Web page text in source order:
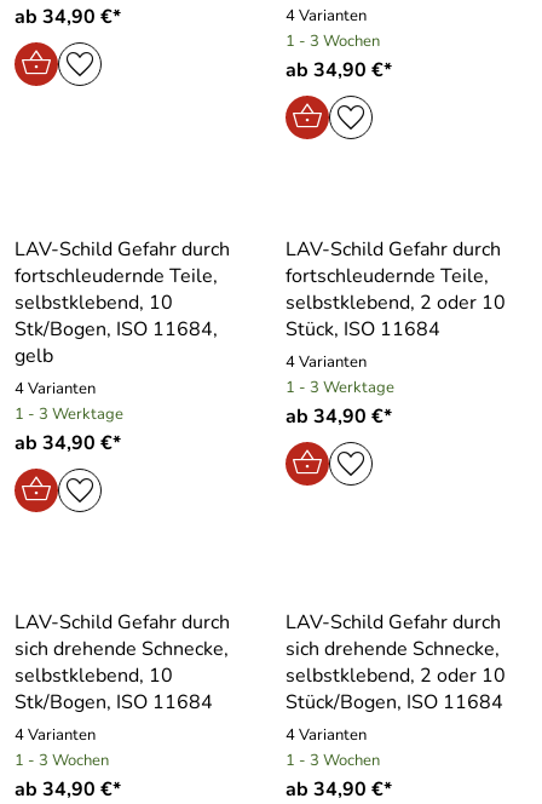
ab 34,90 €*
4 Varianten
1 - 3 Wochen
ab 34,90 €*
LAV-Schild Gefahr durch
fortschleudernde Teile,
selbstklebend, 10
Stk/Bogen, ISO 11684,
gelb
4 Varianten
1 - 3 Werktage
ab 34,90 €*
LAV-Schild Gefahr durch
fortschleudernde Teile,
selbstklebend, 2 oder 10
Stück, ISO 11684
4 Varianten
1 - 3 Werktage
ab 34,90 €*
LAV-Schild Gefahr durch
sich drehende Schnecke,
selbstklebend, 10
Stk/Bogen, ISO 11684
4 Varianten
1 - 3 Wochen
ab 34,90 €*
LAV-Schild Gefahr durch
sich drehende Schnecke,
selbstklebend, 2 oder 10
Stück/Bogen, ISO 11684
4 Varianten
1 - 3 Wochen
ab 34,90 €*